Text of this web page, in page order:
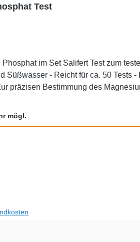
Test
Meerwasser geeignet. Nitrat Test: Zur präzisen Bestimmung des
Abstufung: 2 mg/L, 5 mg/L, 10 mg/L, 25 mg/L, 50 mg/L,
mögl.